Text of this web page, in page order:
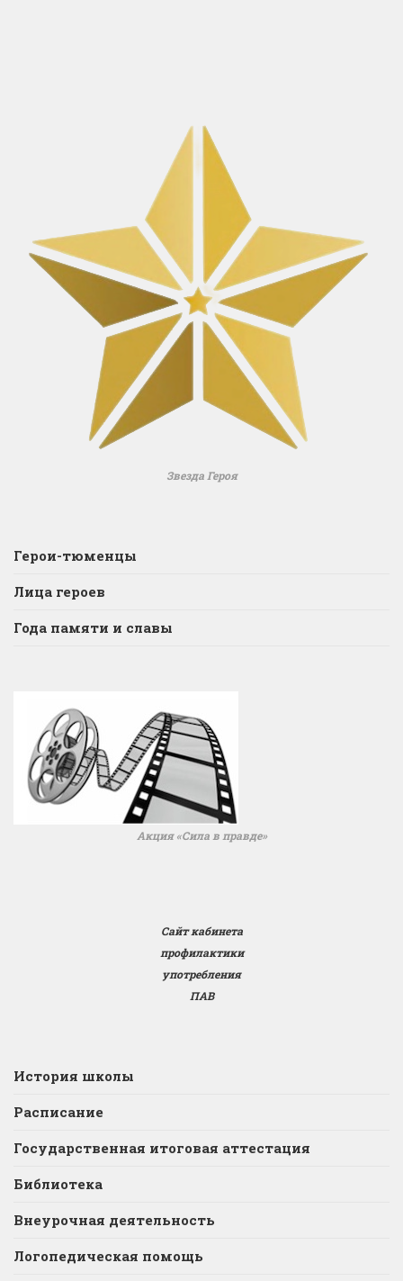
Звезда Героя
Герои-тюменцы
Лица героев
Года памяти и славы
Акция «Сила в правде»
Сайт кабинета
профилактики
употребления
ПАВ
История школы
Расписание
Государственная итоговая аттестация
Библиотека
Внеурочная деятельность
Логопедическая помощь